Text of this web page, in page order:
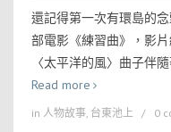
還記得第一次有環島的
部電影《練習曲》，影
〈太平洋的風〉曲子伴
Read more
in 人物故事, 台東池上 0